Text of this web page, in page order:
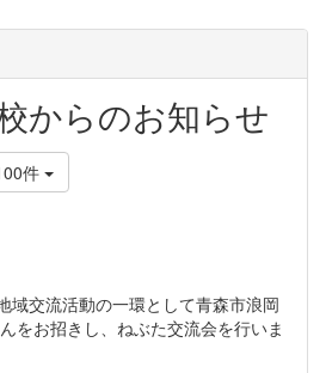
からのお知らせ
件
域交流活動の一環として青森市浪岡
をお招きし、ねぶた交流会を行いま